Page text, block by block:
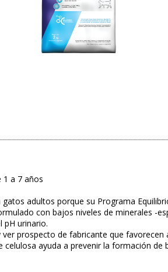
1 a 7 años
adultos porque su Programa
con bajos niveles de minerales -
pH urinario.
ver prospecto de fabricante que
celulosa ayuda a prevenir la formación